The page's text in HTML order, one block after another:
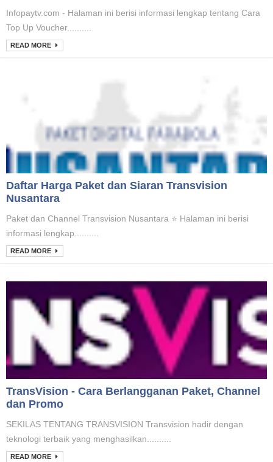
Infopaytv.com - Halaman ini berisi informasi lengkap tentang Cara
Top Up Voucher..........
READ MORE
Daftar Harga Paket dan Siaran Transvision
Nusantara
Paket dan Channel Transvision Nusantara ⭐ Halaman ini berisi
informasi lengkap..........
READ MORE
TransVision - Cara Berlangganan Paket, Channel
dan Promo
SEKILAS TENTANG TRANSVISION Transvision hadir dengan
teknologi terbaik yang menghasilkan..........
READ MORE